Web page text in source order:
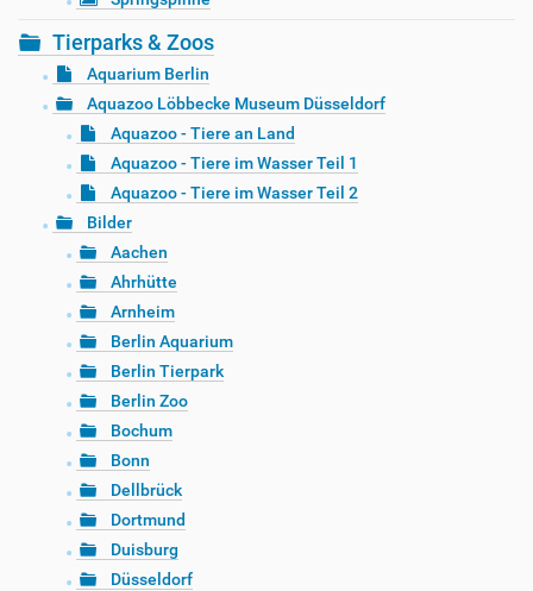
Tierparks & Zoos
Aquarium Berlin
Aquazoo Löbbecke Museum Düsseldorf
Aquazoo - Tiere an Land
Aquazoo - Tiere im Wasser Teil 1
Aquazoo - Tiere im Wasser Teil 2
Bilder
Aachen
Ahrhütte
Arnheim
Berlin Aquarium
Berlin Tierpark
Berlin Zoo
Bochum
Bonn
Dellbrück
Dortmund
Duisburg
Düsseldorf